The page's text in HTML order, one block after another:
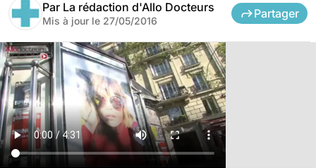
Par La rédaction d'Allo Docteurs
Mis à jour le 27/05/2016
Partager